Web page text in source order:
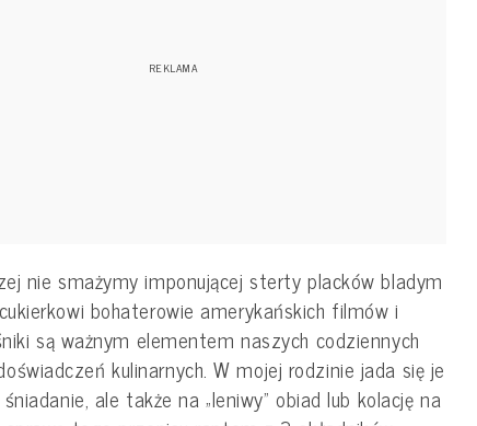
nie smażymy imponującej sterty placków bladym
bohaterowie amerykańskich filmów i
są ważnym elementem naszych codziennych
kulinarnych. W mojej rodzinie jada się je
ale także na „leniwy” obiad lub kolację na